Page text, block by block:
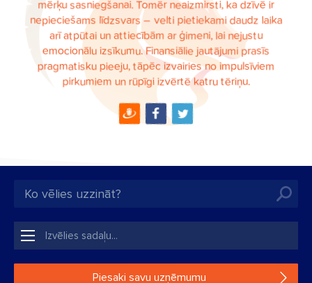
mērķu sasniegšanai. Tomēr neaizmirsti, ka dzīvē ir
nepieciešams līdzsvars – velti pietiekami daudz laika
arī atpūtai un attiecībām ar ģimeni, lai nejustu
emocionālu izsīkumu. Finansiālie jautājumi prasīs
pragmatisku pieeju, tāpēc izvairies no impulsīviem
pirkumiem un rūpīgi izvērtē katru tēriņu.
Piesaki savu uzņēmumu